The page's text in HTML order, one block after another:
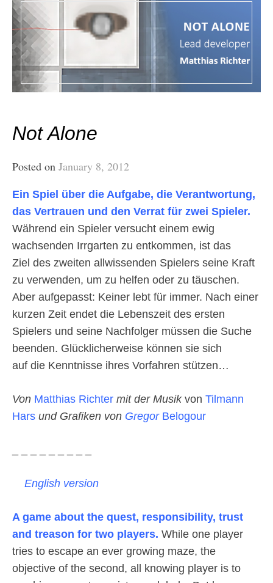
Not Alone
Posted on January 8, 2012
Ein Spiel über die Aufgabe, die Verantwortung,
das Vertrauen und den Verrat für zwei Spieler.
Während ein Spieler versucht einem ewig
wachsenden Irrgarten zu entkommen, ist das
Ziel des zweiten allwissenden Spielers seine Kraft
zu verwenden, um zu helfen oder zu täuschen.
Aber aufgepasst: Keiner lebt für immer. Nach einer
kurzen Zeit endet die Lebenszeit des ersten
Spielers und seine Nachfolger müssen die Suche
beenden. Glücklicherweise können sie sich
auf die Kenntnisse ihres Vorfahren stützen…
Von Matthias Richter mit der Musikvon Tilmann
Hars und Grafiken von GregorBelogour
English version
A game about the quest, responsibility, trust
and treason for two players. While one player
tries to escape an ever growing maze, the
objective of the second, all knowing player is to